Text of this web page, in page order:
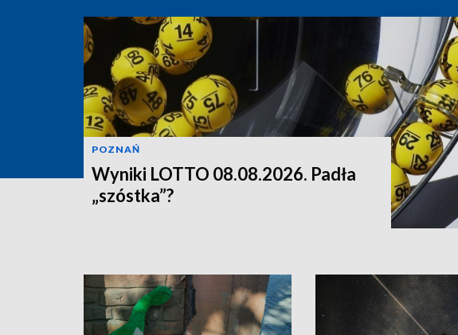
POZNAŃ
Wyniki LOTTO 08.08.2026. Padła
„szóstka”?